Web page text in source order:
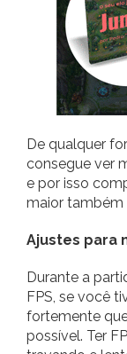
De qualquer
consegue ver
e por isso
maior também
Ajustes para
Durante a
FPS, se você
fortemente
possível. Ter